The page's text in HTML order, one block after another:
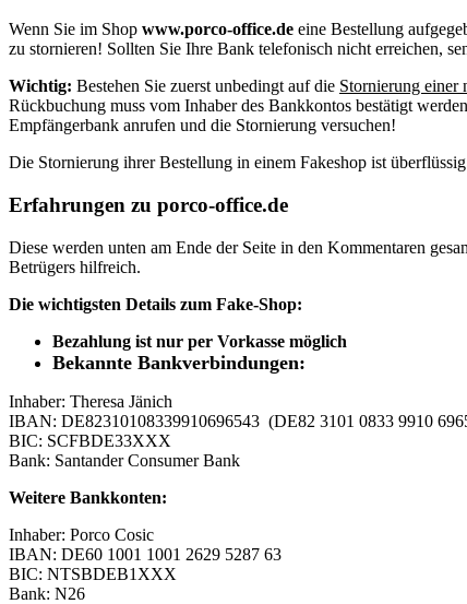
Wenn Sie im Shop www.porco-office.de eine Bestellung
zu stornieren! Sollten Sie Ihre Bank telefonisch nicht erreichen,
Wichtig: Bestehen Sie zuerst unbedingt auf die Stornierung einer
Rückbuchung muss vom Inhaber des Bankkontos bestätigt
Empfängerbank anrufen und die Stornierung versuchen!
Die Stornierung ihrer Bestellung in einem Fakeshop ist
Erfahrungen zu porco-office.de
Diese werden unten am Ende der Seite in den Kommentaren
Betrügers hilfreich.
Die wichtigsten Details zum Fake-Shop:
Bezahlung ist nur per Vorkasse möglich
Bekannte Bankverbindungen:
Inhaber: Theresa Jänich
IBAN: DE82310108339910696543 (DE82 3101 0833 9910
BIC: SCFBDE33XXX
Bank: Santander Consumer Bank
Weitere Bankkonten:
Inhaber: Porco Cosic
IBAN: DE60 1001 1001 2629 5287 63
BIC: NTSBDEB1XXX
Bank: N26